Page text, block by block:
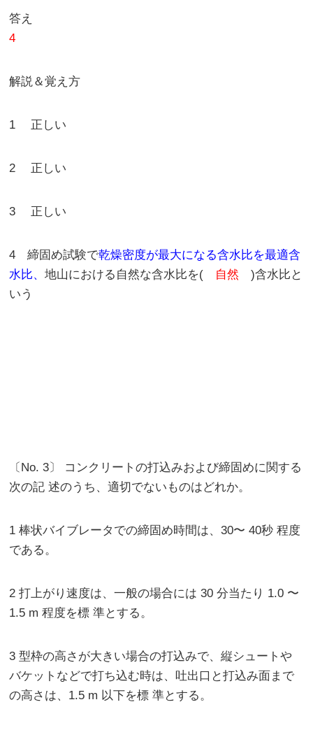
答え
4
解説＆覚え方
1 正しい
2 正しい
3 正しい
4締固め試験で乾燥密度が最大になる含水比を最適含
水比、地山における自然な含水比を( 自然)含水比と
いう
〔No. 3〕 コンクリートの打込みおよび締固めに関する
次の記 述のうち、適切でないものはどれか。
1 棒状バイブレータでの締固め時間は、30〜 40秒 程度
である。
2 打上がり速度は、一般の場合には 30 分当たり 1.0 〜
1.5 m 程度を標 準とする。
3 型枠の高さが大きい場合の打込みで、縦シュートや
バケットなどで打ち込む時は、吐出口と打込み面まで
の高さは、1.5 m 以下を標 準とする。